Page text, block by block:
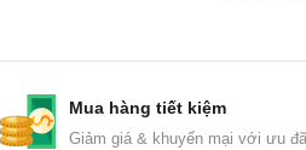
Mua hàng tiết kiệm
Giảm giá & khuyến mại với ưu